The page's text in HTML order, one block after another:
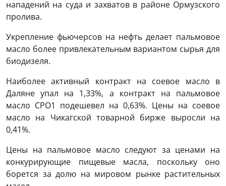
нападений на суда и захватов в районе Ормузского
пролива.
Укрепление фьючерсов на нефть делает пальмовое
масло более привлекательным вариантом сырья для
биодизеля.
Наиболее активный контракт на соевое масло в
Даляне упал на 1,33%, а контракт на пальмовое
масло CPO1 подешевел на 0,63%. Цены на соевое
масло на Чикагской товарной бирже выросли на
0,41%.
Цены на пальмовое масло следуют за ценами на
конкурирующие пищевые масла, поскольку оно
борется за долю на мировом рынке растительных